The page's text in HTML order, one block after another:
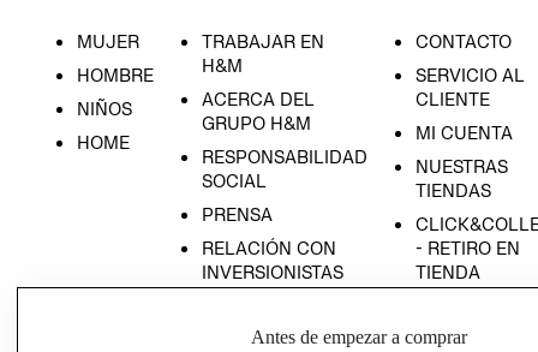
MUJER
HOMBRE
NIÑOS
HOME
TRABAJAR EN
H&M
ACERCA DEL
GRUPO H&M
RESPONSABILIDAD
SOCIAL
PRENSA
RELACIÓN CON
INVERSIONISTAS
EMPRESARIAL
CONTACTO
SERVICIO AL
CLIENTE
MI CUENTA
NUESTRAS
TIENDAS
- RETIRO EN
TIENDA
CONDICIONES
Antes de empezar a comprar